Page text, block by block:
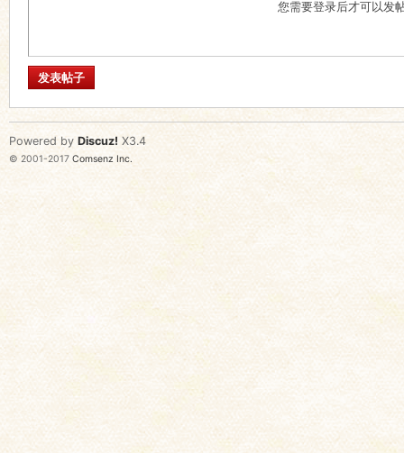
您需要登录后才可以发
发表帖子
Powered by Discuz! X3.4
© 2001-2017 Comsenz Inc.